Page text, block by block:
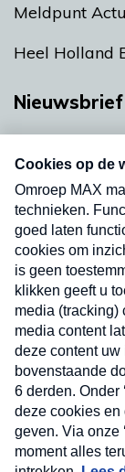
Meldpunt
Heel Holland
Nieuwsbrief
nieuwsbrief.
uw mailbox.
Neem hier
nieuwsbrief.